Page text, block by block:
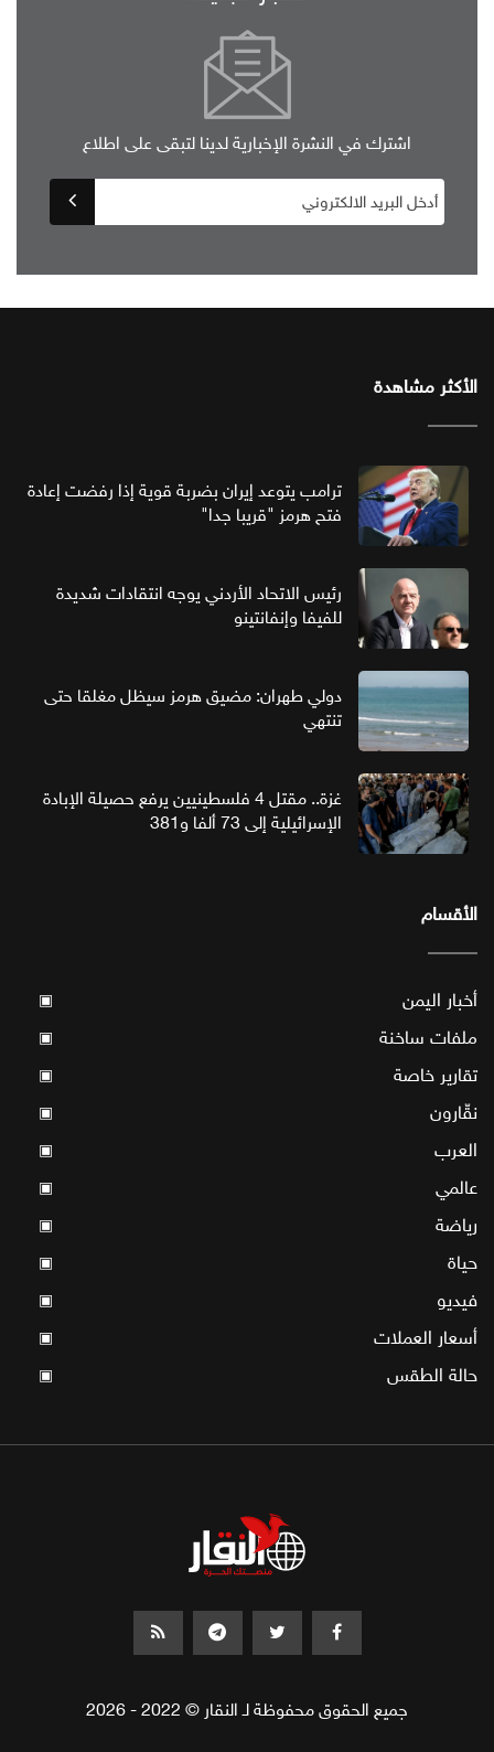
اشترك في النشرة الإخبارية لدينا لتبقى على اطلاع
الأكثر مشاهدة
ترامب يتوعد إيران بضربة قوية إذا رفضت إعادة
فتح هرمز "قريبا جدا"
رئيس الاتحاد الأردني يوجه انتقادات شديدة
للفيفا وإنفانتينو
دولي طهران: مضيق هرمز سيظل مغلقا حتى
تنتهي
غزة.. مقتل 4 فلسطينيين يرفع حصيلة الإبادة
الإسرائيلية إلى 73 ألفا و381
الأقسام
أخبار اليمن ▣
ملفات ساخنة ▣
تقارير خاصة ▣
نقّارون ▣
العرب ▣
عالمي ▣
رياضة ▣
حياة ▣
فيديو ▣
أسعار العملات ▣
حالة الطقس ▣
جميع الحقوق محفوظة لـ النقار © 2022 - 2026